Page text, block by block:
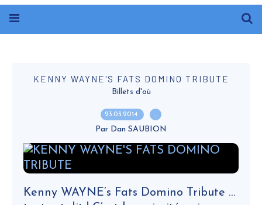
KENNY WAYNE'S FATS DOMINO TRIBUTE
Billets d'où
23.03.2014 …
Par Dan SAUBION
Kenny WAYNE’s Fats Domino Tribute …